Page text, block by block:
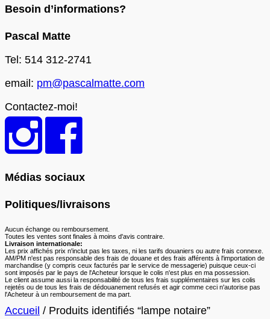
Besoin d’informations?
Pascal Matte
Tel: 514 312-2741
email: pm@pascalmatte.com
Contactez-moi!
Médias sociaux
Politiques/livraisons
Aucun échange ou remboursement.
Toutes les ventes sont finales à moins d'avis contraire.
Livraison internationale:
Les prix affichés prix n'inclut pas les taxes, ni les tarifs douaniers ou autre frais connexe.
AM/PM n'est pas responsable des frais de douane et des frais afférents à l'importation de
marchandise (y compris ceux facturés par le service de messagerie) puisque ceux-ci
sont imposés par le pays de l'Acheteur lorsque le colis n'est plus en ma possession.
Le client assume aussi la responsabilité de tous les frais supplémentaires sur les colis
rejetés ou de tous les frais de dédouanement refusés et agir comme ceci n'autorise pas
l'Acheteur à un remboursement de ma part.
Accueil / Produits identifiés “lampe notaire”